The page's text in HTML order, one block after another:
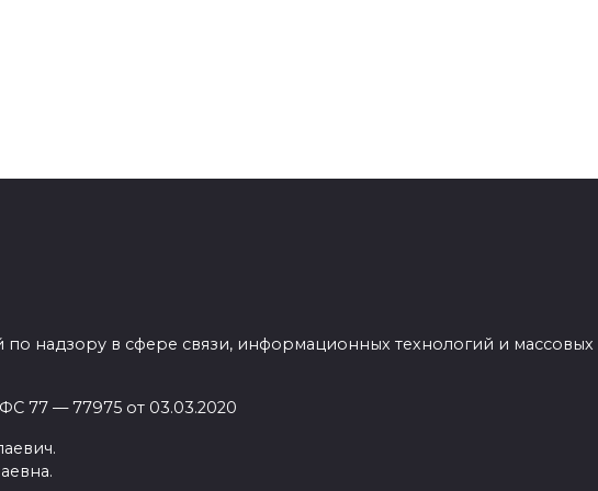
надзору в сфере связи, информационных технологий и
77 — 77975 от 03.03.2020